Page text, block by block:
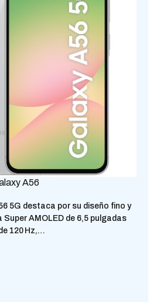
A56
5G destaca por su diseño fino y
AMOLED de 6,5 pulgadas
120 Hz,…